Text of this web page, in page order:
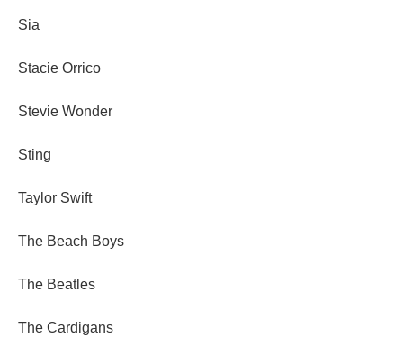
Sia
Stacie Orrico
Stevie Wonder
Sting
Taylor Swift
The Beach Boys
The Beatles
The Cardigans